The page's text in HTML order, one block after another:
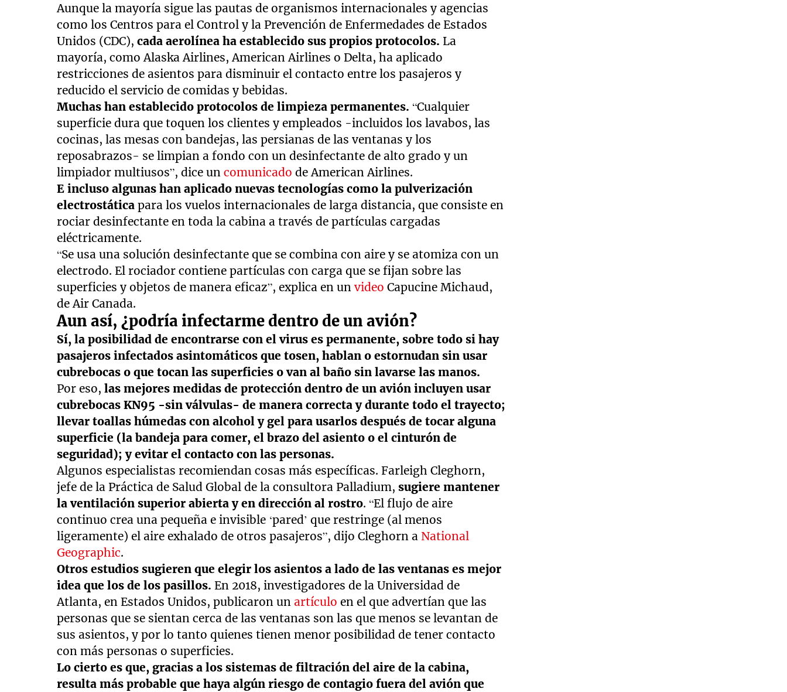
Aunque la mayoría sigue las pautas de organismos internacionales y agencias
como los Centros para el Control y la Prevención de Enfermedades de Estados
Unidos (CDC),cada aerolínea ha establecido sus propios protocolos. La
mayoría, como Alaska Airlines, American Airlines o Delta, ha aplicado
restricciones de asientos para disminuir el contacto entre los pasajeros y
reducido el servicio de comidas y bebidas.
Muchas han establecido protocolos de limpieza permanentes. “Cualquier
superficie dura que toquen los clientes y empleados -incluidos los lavabos, las
cocinas, las mesas con bandejas, las persianas de las ventanas y los
reposabrazos- se limpian a fondo con un desinfectante de alto grado y un
limpiador multiusos”, dice uncomunicado de American Airlines.
E incluso algunas han aplicado nuevas tecnologías como la pulverización
electrostáticapara los vuelos internacionales de larga distancia, que consiste en
rociar desinfectante en toda la cabina a través de partículas cargadas
eléctricamente.
“Se usa una solución desinfectante que se combina con aire y se atomiza con un
electrodo. El rociador contiene partículas con carga que se fijan sobre las
superficies y objetos de manera eficaz”, explica en unvideo Capucine Michaud,
de Air Canada.
Aun así, ¿podría infectarme dentro de un avión?
Sí, la posibilidad de encontrarse con el virus es permanente, sobre todo si hay
pasajeros infectados asintomáticos que tosen, hablan o estornudan sin usar
cubrebocas o que tocan las superficies o van al baño sin lavarse las manos.
Por eso, las mejores medidas de protección dentro de un avión incluyen usar
cubrebocas KN95 -sin válvulas- de manera correcta y durante todo el trayecto;
llevar toallas húmedas con alcohol y gel para usarlos después de tocar alguna
superficie (la bandeja para comer, el brazo del asiento o el cinturón de
seguridad); y evitar el contacto con las personas.
Algunos especialistas recomiendan cosas más específicas. Farleigh Cleghorn,
jefe de la Práctica de Salud Global de la consultora Palladium, sugiere mantener
la ventilación superior abierta y en dirección al rostro. “El flujo de aire
continuo crea una pequeña e invisible ‘pared’ que restringe (al menos
ligeramente) el aire exhalado de otros pasajeros”, dijo Cleghorn a National
Geographic.
Otros estudios sugieren que elegir los asientos a lado de las ventanas es mejor
idea que los de los pasillos.En 2018, investigadores de la Universidad de
Atlanta, en Estados Unidos, publicaron unartículo en el que advertían que las
personas que se sientan cerca de las ventanas son las que menos se levantan de
sus asientos, y por lo tanto quienes tienen menor posibilidad de tener contacto
con más personas o superficies.
Lo cierto es que, gracias a los sistemas de filtración del aire de la cabina,
resulta más probable que haya algún riesgo de contagio fuera del avión que